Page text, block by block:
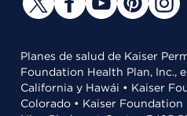
Planes de salud de Kaiser
Foundation Health Plan, Inc.,
California y Hawái • Kaiser
Colorado • Kaiser Foundation